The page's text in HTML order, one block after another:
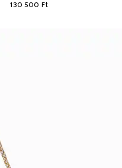
130 500 Ft